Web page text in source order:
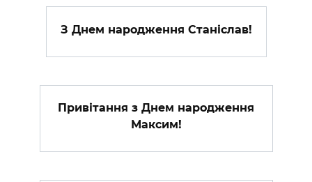
З Днем народження Станіслав!
Привітання з Днем народження
Максим!